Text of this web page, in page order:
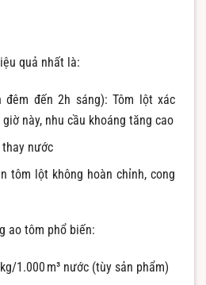
quả nhất là:
đến 2h sáng): Tôm lột xác
này, nhu cầu khoáng tăng cao
nước
tôm lột không hoàn chỉnh, cong
ao tôm phổ biến:
1.000 m³ nước (tùy sản phẩm)